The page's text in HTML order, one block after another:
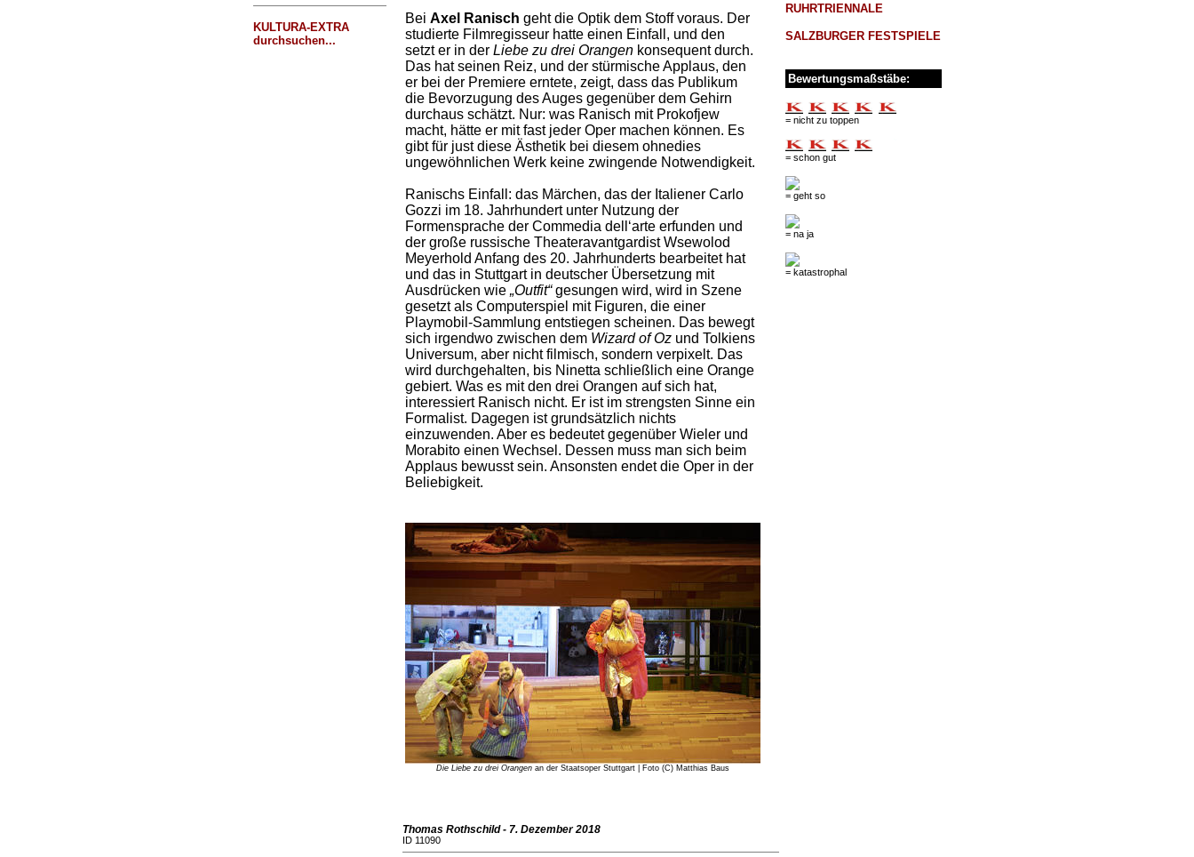
KULTURA-EXTRA
durchsuchen...
Bei Axel Ranisch geht die Optik dem Stoff voraus. Der
studierte Filmregisseur hatte einen Einfall, und den
setzt er in der Liebe zu drei Orangenkonsequent durch.
Das hat seinen Reiz, und der stürmische Applaus, den
er bei der Premiere erntete, zeigt, dass das Publikum
die Bevorzugung des Auges gegenüber dem Gehirn
durchaus schätzt. Nur: was Ranisch mit Prokofjew
macht, hätte er mit fast jeder Oper machen können. Es
gibt für just diese Ästhetik bei diesem ohnedies
ungewöhnlichen Werk keine zwingende Notwendigkeit.
Ranischs Einfall: das Märchen, das der Italiener Carlo
Gozzi im 18. Jahrhundert unter Nutzung der
Formensprache der Commedia dell‘arte erfunden und
der große russische Theateravantgardist Wsewolod
Meyerhold Anfang des 20. Jahrhunderts bearbeitet hat
und das in Stuttgart in deutscher Übersetzung mit
Ausdrücken wie „Outfit“gesungen wird, wird in Szene
gesetzt als Computerspiel mit Figuren, die einer
Playmobil-Sammlung entstiegen scheinen. Das bewegt
sich irgendwo zwischen dem Wizard of Ozund Tolkiens
Universum, aber nicht filmisch, sondern verpixelt. Das
wird durchgehalten, bis Ninetta schließlich eine Orange
gebiert. Was es mit den drei Orangen auf sich hat,
interessiert Ranisch nicht. Er ist im strengsten Sinne ein
Formalist. Dagegen ist grundsätzlich nichts
einzuwenden. Aber es bedeutet gegenüber Wieler und
Morabito einen Wechsel. Dessen muss man sich beim
Applaus bewusst sein. Ansonsten endet die Oper in der
Beliebigkeit.
Die Liebe zu drei Orangenan der Staatsoper Stuttgart | Foto (C) Matthias Baus
Thomas Rothschild - 7. Dezember 2018
ID 11090
RUHRTRIENNALE
SALZBURGER FESTSPIELE
Bewertungsmaßstäbe:
= nicht zu toppen
= schon gut
= geht so
= na ja
= katastrophal